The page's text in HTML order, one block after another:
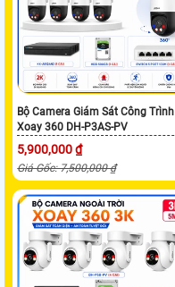
Bộ Camera Giám Sát Công Trình
Xoay 360 DH-P3AS-PV
5,900,000 ₫
Giá Gốc: 7,500,000 ₫